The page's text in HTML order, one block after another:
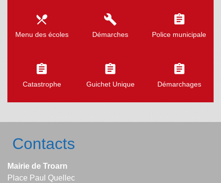
local_dining
Menu des écoles
build
Démarches
assignment
Police municipale
assignment
Catastrophe
assignment
Guichet Unique
assignment
Démarchages
Contacts
Mairie de Troarn
Place Paul Quellec